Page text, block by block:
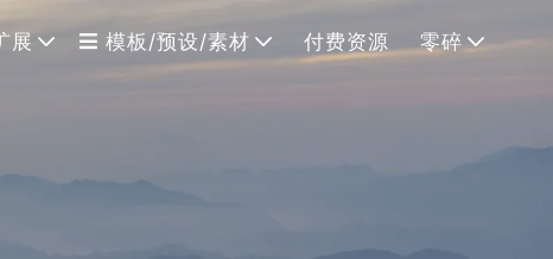
展 模板/预设/素材 付费资源 零碎